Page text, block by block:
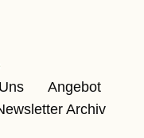
Angebot
Archiv